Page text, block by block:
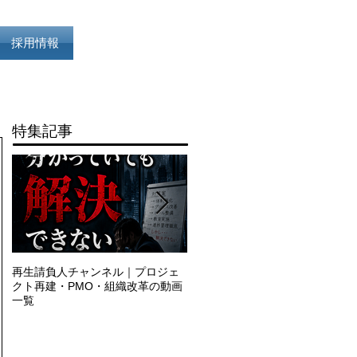
採用情報
特集記事
再生請負人チャンネル｜プロジェ
クト再建・PMO・組織改革の動画
一覧